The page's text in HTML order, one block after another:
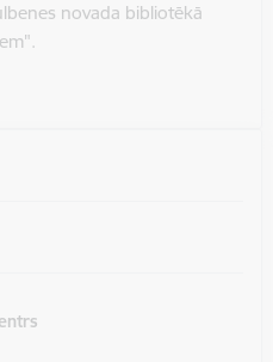
novada bibliotēkā